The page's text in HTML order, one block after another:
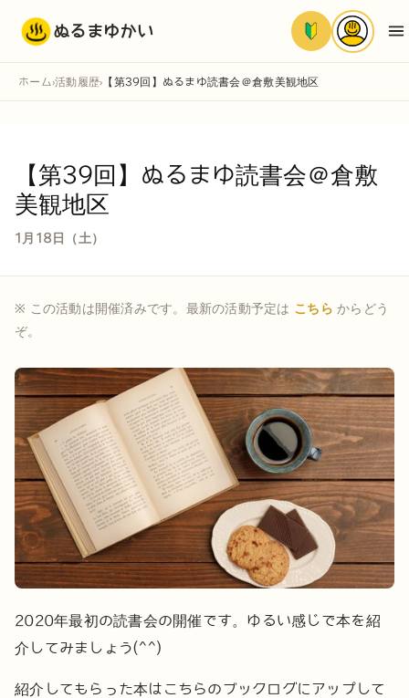
ぬるまゆかい
ホーム ›活動履歴› 【第39回】ぬるまゆ読書会＠倉敷美観地区
【第39回】ぬるまゆ読書会＠倉敷
美観地区
1月18日（土）
※ この活動は開催済みです。最新の活動予定は こちら からどう
ぞ。
2020年最初の読書会の開催です。 ゆるい感じで本を紹
介してみましょう(^^)
紹介してもらった本はこちらのブックログにアップして